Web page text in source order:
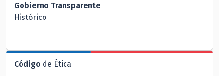
Gobierno Transparente
Histórico
Código de Ética